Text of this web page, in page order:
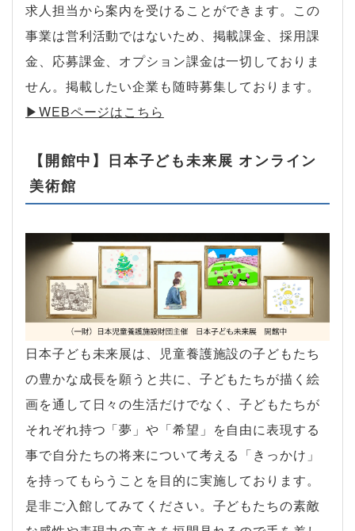
求人担当から案内を受けることができます。この
事業は営利活動ではないため、掲載課金、採用課
金、応募課金、オプション課金は一切しておりま
せん。掲載したい企業も随時募集しております。
▶︎WEBページはこちら
【開館中】日本子ども未来展 オンライン
美術館
日本子ども未来展は、児童養護施設の子どもたち
の豊かな成長を願うと共に、子どもたちが描く絵
画を通して日々の生活だけでなく、子どもたちが
それぞれ持つ「夢」や「希望」を自由に表現する
事で自分たちの将来について考える「きっかけ」
を持ってもらうことを目的に実施しております。
是非ご入館してみてください。子どもたちの素敵